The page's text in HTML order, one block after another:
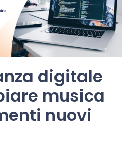
digitale
musica
nuovi